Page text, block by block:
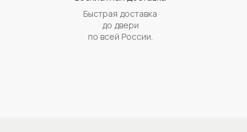
Быстрая доставка
до двери
по всей России.